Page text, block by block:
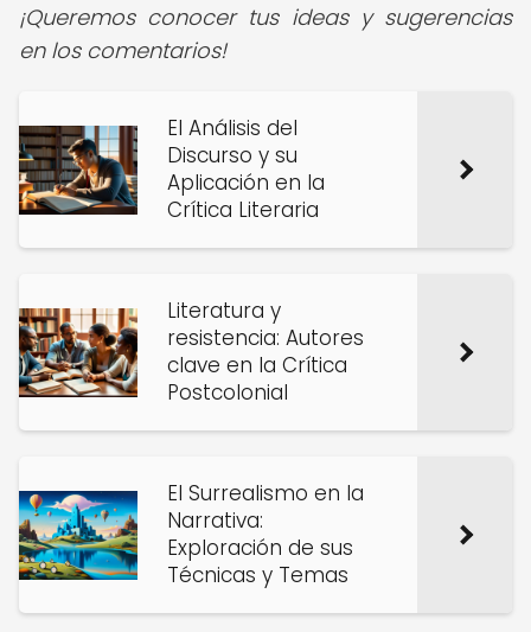
¡Queremos conocer tus ideas y sugerencias
en los comentarios!
El Análisis del
Discurso y su
Aplicación en la
Crítica Literaria
Literatura y
resistencia: Autores
clave en la Crítica
Postcolonial
El Surrealismo en la
Narrativa:
Exploración de sus
Técnicas y Temas